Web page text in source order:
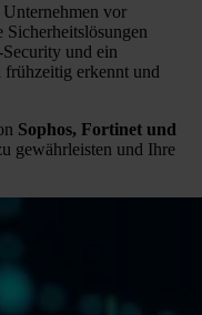
vor
und ein
frühzeitig erkennt und
Sophos, Fortinet und
gewährleisten und Ihre